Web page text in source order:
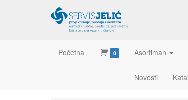
Početna 0 Asortiman
Novosti